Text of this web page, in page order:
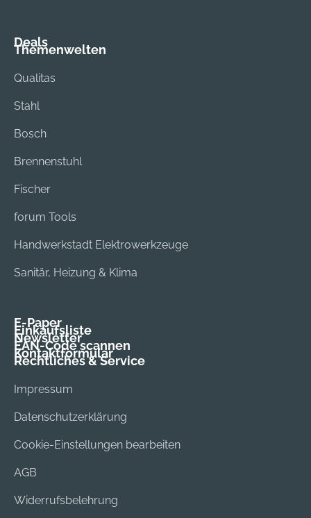
Deals
Themenwelten
Qualitas
Stahl
Bosch
Brennenstuhl
Fischer
forum Tools
Handwerkstadt Elektrowerkzeuge
Sanitär, Heizung & Klima
E-Paper
Einkaufsliste
Newsletter
EAN-Code scannen
Kontaktformular
Rechtliches & Service
Impressum
Datenschutzerklärung
Cookie-Einstellungen bearbeiten
AGB
Widerrufsbelehrung